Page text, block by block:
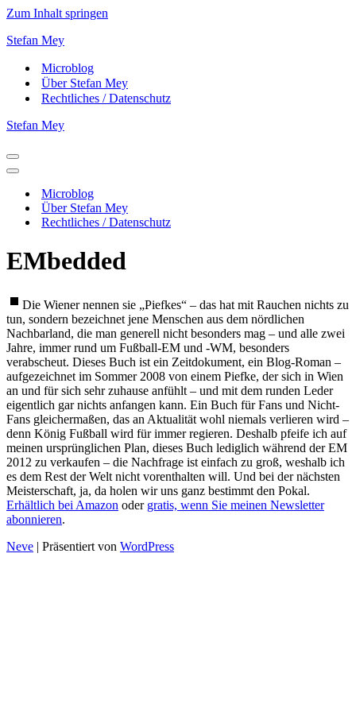
Zum Inhalt springen
Stefan Mey
Microblog
Über Stefan Mey
Rechtliches / Datenschutz
Stefan Mey
Navigationsmenü
Navigationsmenü
Microblog
Über Stefan Mey
Rechtliches / Datenschutz
EMbedded
Die Wiener nennen sie „Piefkes“ – das hat mit Rauchen nichts zu
tun, sondern bezeichnet jene Menschen aus dem nördlichen
Nachbarland, die man generell nicht besonders mag – und alle zwei
Jahre, immer rund um Fußball-EM und -WM, besonders
verabscheut. Dieses Buch ist ein Zeitdokument, ein Blog-Roman –
aufgezeichnet im Sommer 2008 von einem Piefke, der sich in Wien
an und für sich sehr zuhause anfühlt – und mit dem runden Leder
eigentlich gar nichts anfangen kann. Ein Buch für Fans und Nicht-
Fans gleichermaßen, das an Aktualität wohl niemals verlieren wird –
denn König Fußball wird für immer regieren. Deshalb pfeife ich auf
meinen ursprünglichen Plan, dieses Buch lediglich während der EM
2012 zu verkaufen – die Nachfrage ist einfach zu groß, weshalb ich
es dem Rest der Welt nicht vorenthalten will. Und bei der nächsten
Meisterschaft, ja, da holen wir uns ganz bestimmt den Pokal.
Erhältlich bei Amazon oder gratis, wenn Sie meinen Newsletter
abonnieren.
Neve | Präsentiert von WordPress